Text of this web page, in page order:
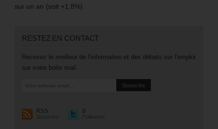
sur un an (soit +1,8%).
RESTEZ EN CONTACT
Recevez le meilleur de l'information et des débats sur l'emploi
sur votre boite mail.
RSS
Souscrire
0
Followers